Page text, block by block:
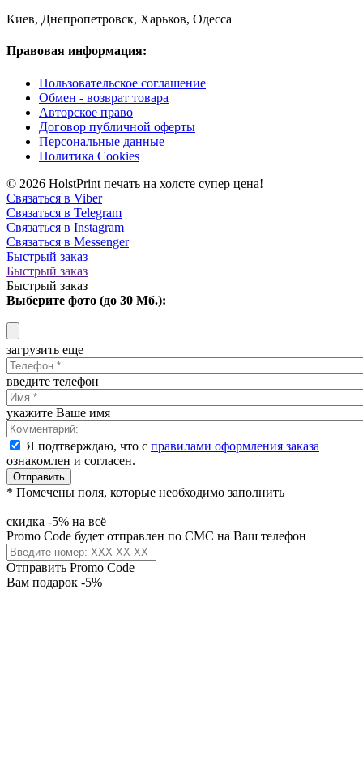
Киев, Днепропетровск, Харьков, Одесса
Правовая информация:
Пользовательское соглашение
Обмен - возврат товара
Авторское право
Договор публичной оферты
Персональные данные
Политика Cookies
© 2026 HolstPrint печать на холсте супер цена!
Связаться в Viber
Связаться в Telegram
Связаться в Instagram
Связаться в Messenger
Быстрый заказ
Быстрый заказ
Быстрый заказ
Выберите фото (до 30 Мб.):
загрузить еще
введите телефон
укажите Ваше имя
Я подтверждаю, что с правилами оформления заказа
ознакомлен и согласен.
Отправить
* Помечены поля, которые необходимо заполнить
скидка -5% на всё
Promo Code будет отправлен по СМС на Ваш телефон
Отправить Promo Code
Вам подарок -5%